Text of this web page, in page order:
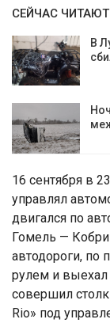
СЕЙЧАС ЧИТАЮТ
В
16 сентября в
управлял
двигался по
Гомель —
автодороги, по
рулем и выехал
совершил
Rio» под